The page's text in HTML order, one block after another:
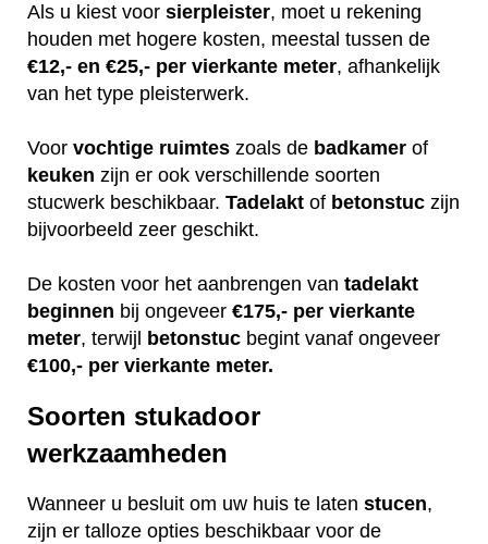
Als u kiest voor sierpleister, moet u rekening
houden met hogere kosten, meestal tussen de
€12,- en €25,- per vierkante meter, afhankelijk
van het type pleisterwerk.
Voor vochtige ruimtes zoals de badkamer of
keuken zijn er ook verschillende soorten
stucwerk beschikbaar. Tadelakt of betonstuc zijn
bijvoorbeeld zeer geschikt.
De kosten voor het aanbrengen van tadelakt
beginnen bij ongeveer €175,- per vierkante
meter, terwijl betonstuc begint vanaf ongeveer
€100,- per vierkante meter.
Soorten stukadoor
werkzaamheden
Wanneer u besluit om uw huis te laten stucen,
zijn er talloze opties beschikbaar voor de